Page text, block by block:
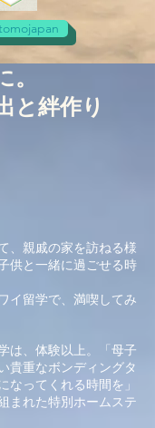
と絆作り
、親戚の家を訪ねる様
供と一緒に過ごせる時
イ留学で、満喫してみ
は、体験以上。「母子
貴重なボンディングタ
なってくれる時間を」
まれた特別ホームステ